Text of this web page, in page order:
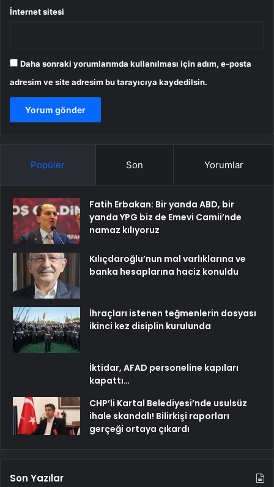
İnternet sitesi
Daha sonraki yorumlarımda kullanılması için adım, e-posta
adresim ve site adresim bu tarayıcıya kaydedilsin.
Popüler Son Yorumlar
Fatih Erbakan: Bir yanda ABD, bir
yanda YPG biz de Emevi Camii’nde
namaz kılıyoruz
Kılıçdaroğlu’nun mal varlıklarına ve
banka hesaplarına haciz konuldu
İhraçları istenen teğmenlerin dosyası
ikinci kez disiplin kurulunda
İktidar, AFAD personeline kapıları
kapattı…
CHP’li Kartal Belediyesi’nde usulsüz
ihale skandalı! Bilirkişi raporları
gerçeği ortaya çıkardı
Son Yazılar